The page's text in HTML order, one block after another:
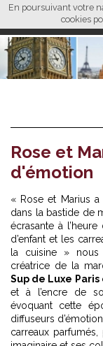
En poursuivant votre
cookies
L M
Rose et
d'émotion
« Rose et Marius
dans la bastide de
écrasante à
d’enfant et les
la cuisine » nous
créatrice de la
Sup de Luxe
et à l’encre de
évoquant cette
diffuseurs
carreaux